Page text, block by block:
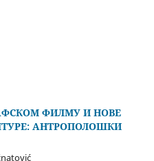
ФИЛМУ И НОВЕ
АНТРОПОЛОШКИ